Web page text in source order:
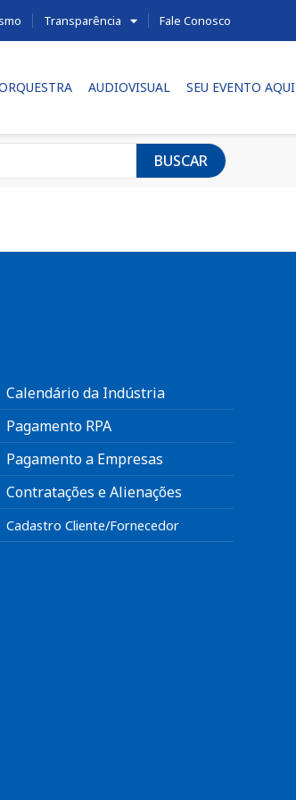
Transparência Fale Conosco
AUDIOVISUAL SEU EVENTO AQUI
BUSCAR
Calendário da Indústria
Pagamento RPA
Pagamento a Empresas
Contratações e Alienações
Cadastro Cliente/Fornecedor